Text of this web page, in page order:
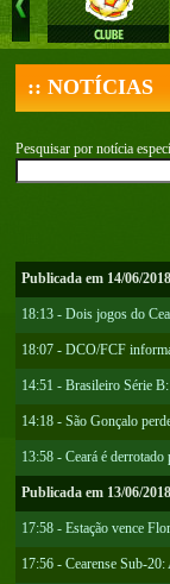
:: NOTÍCIAS
Pesquisar por notícia
Publicada em 14/06/2018
18:13 - Dois jogos do
18:07 - DCO/FCF
14:51 - Brasileiro Série
14:18 - São Gonçalo
13:58 - Ceará é
Publicada em 13/06/2018
17:58 - Estação vence
17:56 - Cearense Sub-